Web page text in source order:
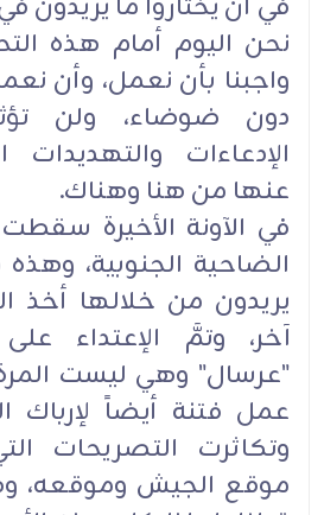
نحن اليوم أمام هذه
واجبنا بأن نعمل، وأن
دون ضوضاء، ولن
الإدعاءات والتهديدات
عنها من هنا وهناك.
في الآونة الأخيرة
الضاحية الجنوبية،
يريدون من خلالها أخذ
آخر، وتمَّ الإعتداء
"عرسال" وهي ليست المرة
عمل فتنة أيضاً لإرباك
وتكاثرت التصريحات
موقع الجيش وموقعه،